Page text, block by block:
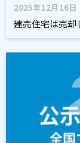
2025年12月16日
建売住宅は売却